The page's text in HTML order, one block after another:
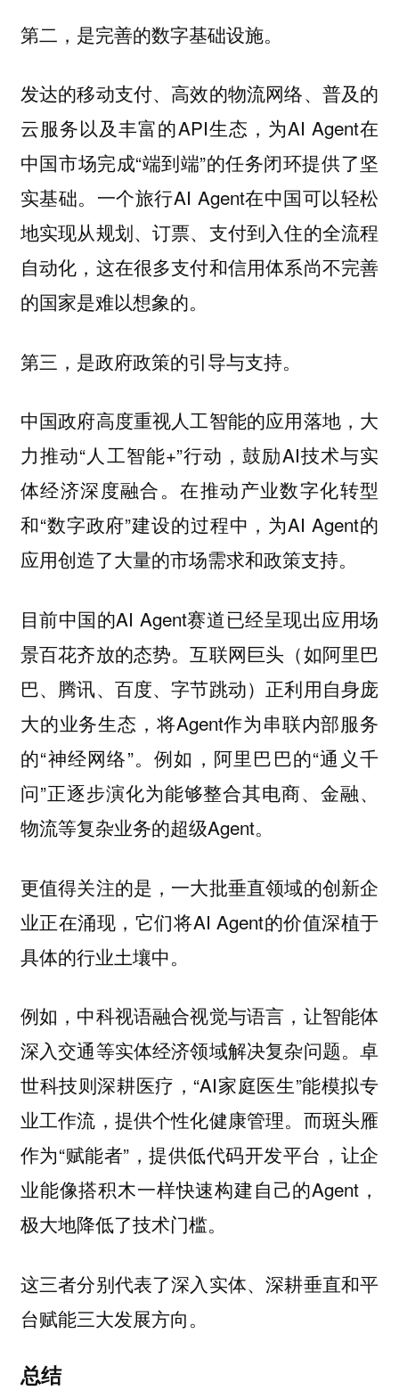
第二，是完善的数字基础设施。
发达的移动支付、高效的物流网络、普及的
云服务以及丰富的API生态，为AI Agent在
中国市场完成“端到端”的任务闭环提供了坚
实基础。一个旅行AI Agent在中国可以轻松
地实现从规划、订票、支付到入住的全流程
自动化，这在很多支付和信用体系尚不完善
的国家是难以想象的。
第三，是政府政策的引导与支持。
中国政府高度重视人工智能的应用落地，大
力推动“人工智能+”行动，鼓励AI技术与实
体经济深度融合。在推动产业数字化转型
和“数字政府”建设的过程中，为AI Agent的
应用创造了大量的市场需求和政策支持。
目前中国的AI Agent赛道已经呈现出应用场
景百花齐放的态势。互联网巨头（如阿里巴
巴、腾讯、百度、字节跳动）正利用自身庞
大的业务生态，将Agent作为串联内部服务
的“神经网络”。例如，阿里巴巴的“通义千
问”正逐步演化为能够整合其电商、金融、
物流等复杂业务的超级Agent。
更值得关注的是，一大批垂直领域的创新企
业正在涌现，它们将AI Agent的价值深植于
具体的行业土壤中。
例如，中科视语融合视觉与语言，让智能体
深入交通等实体经济领域解决复杂问题。卓
世科技则深耕医疗，“AI家庭医生”能模拟专
业工作流，提供个性化健康管理。而斑头雁
作为“赋能者”，提供低代码开发平台，让企
业能像搭积木一样快速构建自己的Agent，
极大地降低了技术门槛。
这三者分别代表了深入实体、深耕垂直和平
台赋能三大发展方向。
总结